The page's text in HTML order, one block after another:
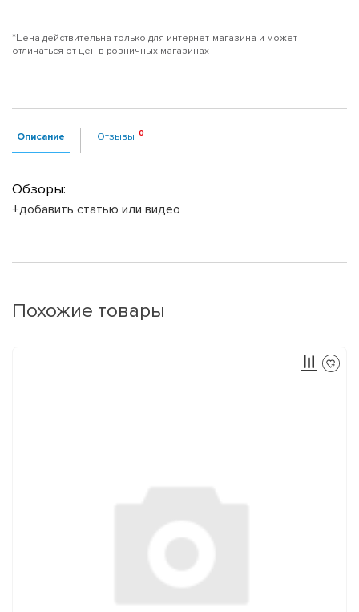
*Цена действительна только для интернет-магазина и может
отличаться от цен в розничных магазинах
Описание Отзывы
Обзоры:
+добавить статью или видео
Похожие товары